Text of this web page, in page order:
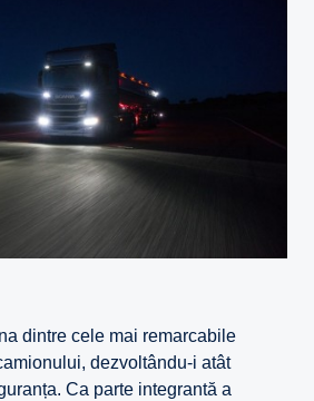
dintre cele mai remarcabile
dezvoltându-i atât
Ca parte integrantă a